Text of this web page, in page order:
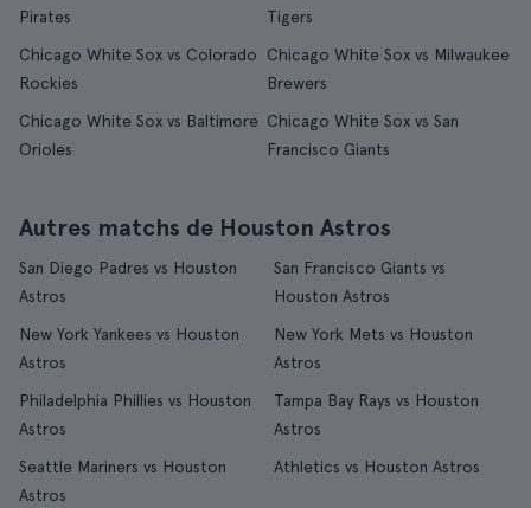
Pirates
Tigers
Chicago White Sox vs Colorado
Rockies
Chicago White Sox vs Milwaukee
Brewers
Chicago White Sox vs Baltimore
Orioles
Chicago White Sox vs San
Francisco Giants
Autres matchs de Houston Astros
San Diego Padres vs Houston
Astros
San Francisco Giants vs
Houston Astros
New York Yankees vs Houston
Astros
New York Mets vs Houston
Astros
Philadelphia Phillies vs Houston
Astros
Tampa Bay Rays vs Houston
Astros
Seattle Mariners vs Houston
Astros
Athletics vs Houston Astros